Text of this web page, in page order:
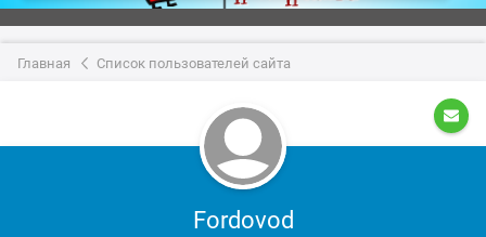
Главная Список пользователей сайта
Fordovod